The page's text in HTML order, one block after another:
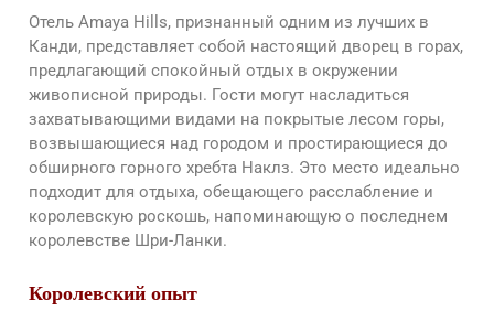
Отель Amaya Hills, признанный одним из лучших в
Канди, представляет собой настоящий дворец в горах,
предлагающий спокойный отдых в окружении
живописной природы. Гости могут насладиться
захватывающими видами на покрытые лесом горы,
возвышающиеся над городом и простирающиеся до
обширного горного хребта Наклз. Это место идеально
подходит для отдыха, обещающего расслабление и
королевскую роскошь, напоминающую о последнем
королевстве Шри-Ланки.
Королевский опыт